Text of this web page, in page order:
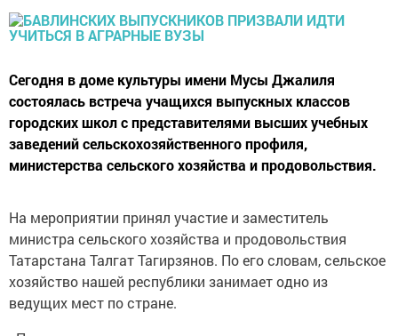
Сегодня в доме культуры имени Мусы Джалиля
состоялась встреча учащихся выпускных классов
городских школ с представителями высших учебных
заведений сельскохозяйственного профиля,
министерства сельского хозяйства и продовольствия.
На мероприятии принял участие и заместитель
министра сельского хозяйства и продовольствия
Татарстана Талгат Тагирзянов. По его словам, сельское
хозяйство нашей республики занимает одно из
ведущих мест по стране.